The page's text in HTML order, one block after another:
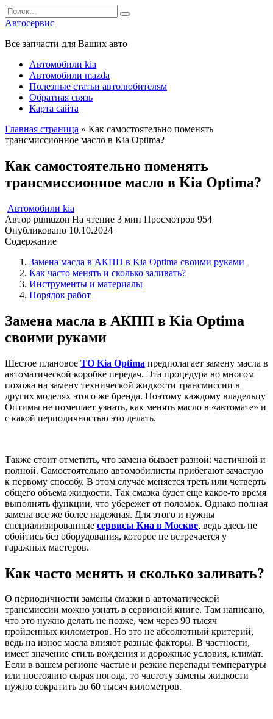
Перейти
к
содержанию
Search
for:
Автосервис
Все запчасти для Ваших авто
Автомобили kia
Автомобили mazda
Полезные статьи автолюбителям
Обратная связь
Карта сайта
Главная страница » Как самостоятельно поменять
трансмиссионное масло в Kia Optima?
Как самостоятельно поменять
трансмиссионное масло в Kia Optima?
Автомобили kia
Автор pumuzon На чтение 3 мин Просмотров 954
Опубликовано 10.10.2024
Содержание
Замена масла в АКПП в Kia Optima своими руками
Как часто менять и сколько заливать?
Инструменты и материалы
Порядок работ
Замена масла в АКПП в Kia Optima
своими руками
Шестое плановое ТО Kia Optima предполагает замену масла в
автоматической коробке передач. Эта процедура во многом
похожа на замену технической жидкости трансмиссии в
других моделях этого же бренда. Поэтому каждому владельцу
Оптимы не помешает узнать, как менять масло в «автомате» и
с какой периодичностью это делать.
Также стоит отметить, что замена бывает разной: частичной и
полной. Самостоятельно автомобилисты прибегают зачастую
к первому способу. В этом случае меняется треть или четверть
общего объема жидкости. Так смазка будет еще какое-то время
выполнять функции, что убережет от поломок. Однако полная
замена все же более надежная. Для этого и нужны
специализированные сервисы Киа в Москве, ведь здесь не
обойтись без оборудования, которое не встречается у
гаражных мастеров.
Как часто менять и сколько заливать?
О периодичности замены смазки в автоматической
трансмиссии можно узнать в сервисной книге. Там написано,
что это нужно делать не позже, чем через 90 тысяч
пройденных километров. Но это не абсолютный критерий,
ведь на износ масла влияют разные факторы. В частности,
имеет значение стиль вождения и дорожные условия, климат.
Если в вашем регионе частые и резкие перепады температуры
или постоянно сырая погода, то частоту замены жидкости
нужно сократить до 60 тысяч километров.